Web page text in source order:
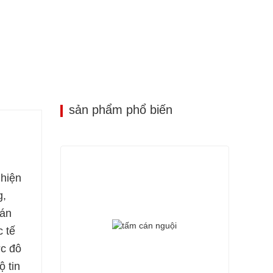
tế
đô
tin
sản phẩm phổ biến